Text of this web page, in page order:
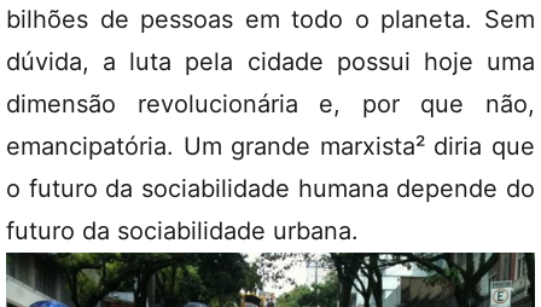
bilhões de pessoas em todo o planeta. Sem
dúvida, a luta pela cidade possui hoje uma
dimensão revolucionária e, por que não,
emancipatória. Um grande marxista² diria que
o futuro da sociabilidade humana depende do
futuro da sociabilidade urbana.